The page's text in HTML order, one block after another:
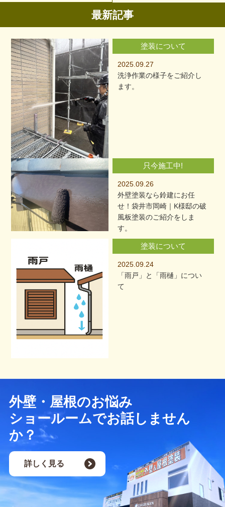
最新記事
塗装について
2025.09.27
洗浄作業の様子をご紹介し
ます。
只今施工中!
2025.09.26
外壁塗装なら鈴建にお任
せ！袋井市岡崎｜K様邸の破
風板塗装のご紹介をしま
す。
塗装について
2025.09.24
「雨戸」と「雨樋」につい
て
外壁・屋根のお悩み
ショールームでお話しません
か？
詳しく見る